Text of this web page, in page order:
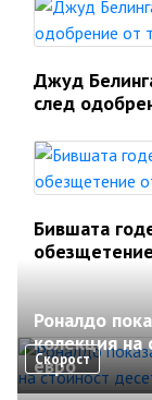
Джуд
след
Бившата
Скорост
Роналдо
колекция на
евро